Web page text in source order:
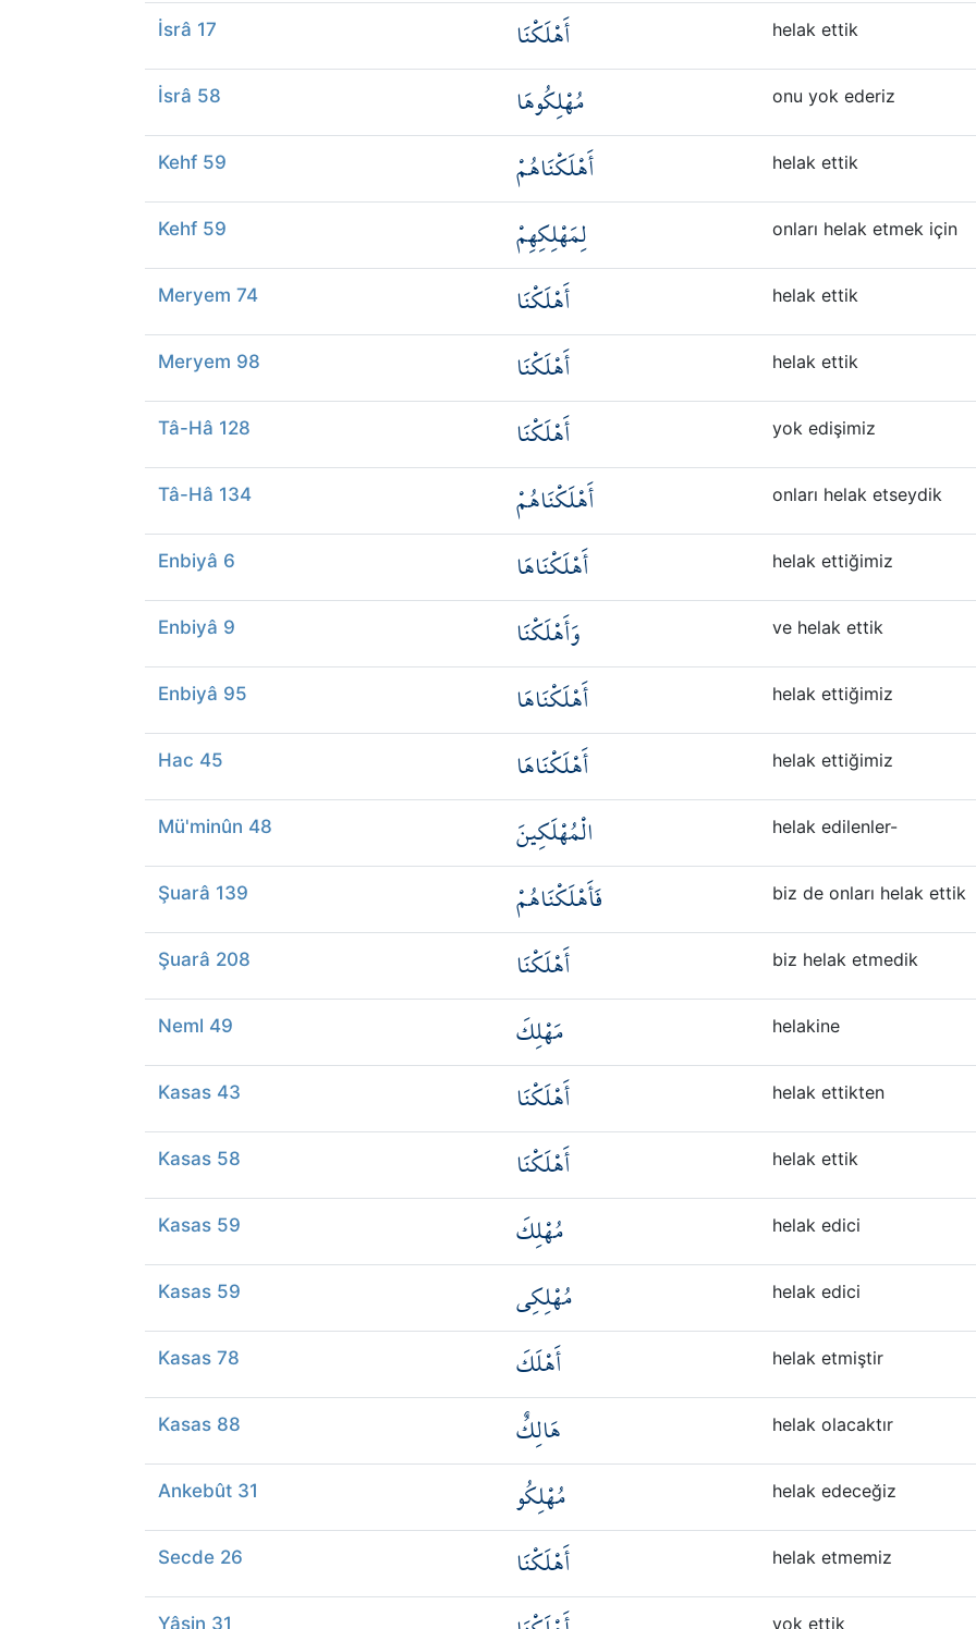
İsrâ 17 أَهْلَكْنَا helak ettik
İsrâ 58 مُهْلِكُوهَا onu yok ederiz
Kehf 59 أَهْلَكْنَاهُمْ helak ettik
Kehf 59 لِمَهْلِكِهِمْ onları helak etmek için
Meryem 74 أَهْلَكْنَا helak ettik
Meryem 98 أَهْلَكْنَا helak ettik
Tâ-Hâ 128 أَهْلَكْنَا yok edişimiz
Tâ-Hâ 134 أَهْلَكْنَاهُمْ onları helak etseydik
Enbiyâ 6 أَهْلَكْنَاهَا helak ettiğimiz
Enbiyâ 9 وَأَهْلَكْنَا ve helak ettik
Enbiyâ 95 أَهْلَكْنَاهَا helak ettiğimiz
Hac 45 أَهْلَكْنَاهَا helak ettiğimiz
Mü'minûn 48 الْمُهْلَكِينَ helak edilenler-
Şuarâ 139 فَأَهْلَكْنَاهُمْ biz de onları helak ettik
Şuarâ 208 أَهْلَكْنَا biz helak etmedik
Neml 49 مَهْلِكَ helakine
Kasas 43 أَهْلَكْنَا helak ettikten
Kasas 58 أَهْلَكْنَا helak ettik
Kasas 59 مُهْلِكَ helak edici
Kasas 59 مُهْلِكِي helak edici
Kasas 78 أَهْلَكَ helak etmiştir
Kasas 88 هَالِكٌ helak olacaktır
Ankebût 31 مُهْلِكُو helak edeceğiz
Secde 26 أَهْلَكْنَا helak etmemiz
Yâsin 31 yok ettik